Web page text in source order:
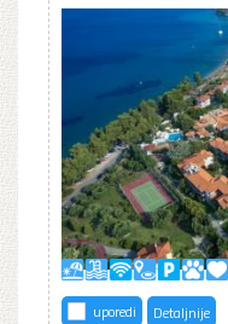
uporedi Detaljnije